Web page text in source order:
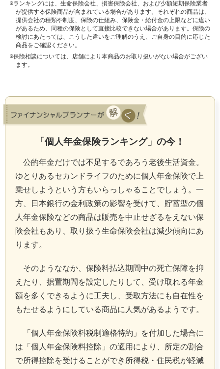
※ランキングには、生命保険会社、損害保険会社、および少額短期保険業者
が提供する保険商品が含まれている場合があります。それぞれの商品は、
提供会社の種類や制度、保険の仕組み、保険金・給付金の上限などに違い
があるため、同種の保険として直接比較できない場合があります。保険の
検討にあたっては、こうした違いをご理解のうえ、ご自身の目的に応じた
商品をご確認ください。
※保険相談については、店舗により本商品のお取り扱いがない場合がござい
ます。
「個人年金保険ランキング」の今！
公的年金だけでは不足するであろう老後生活資金。
ゆとりあるセカンドライフのために個人年金保険で上
乗せしようという方もいらっしゃることでしょう。一
方、日本銀行の金利政策の影響を受けて、貯蓄型の個
人年金保険などの商品は販売を中止せざるをえない保
険会社もあり、取り扱う生命保険会社は減少傾向にあ
ります。
そのようななか、保険料払込期間中の死亡保障を抑
えたり、据置期間を設定したりして、受け取れる年金
額を多くできるように工夫し、受取方法にも自在性を
もたせるようにしている商品に人気があるようです。
「個人年金保険料税制適格特約」を付加した場合に
は「個人年金保険料控除」の適用により、所定の割合
で所得控除を受けることができ所得税・住民税が軽減